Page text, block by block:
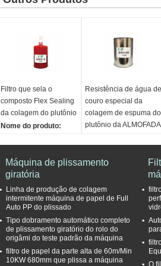
Filtro que sela o
composto Flex Sealing
da colagem do plutônio
Nome do produto:
selagem do filtro para o
filtro
Aparência:
líquido
viscoso vermelho
Tempo de cura da
temperatura
ambiente:30min/24h
Viscosidade:
Resistência de água de
couro especial da
colagem de espuma do
plutônio da ALMOFADA
colagem especial para
borracha
Resistência de óleo:
força de tesoura: Final
Resistência de água:
Máquina de plissamento
giratória
Linha de produção de colagem
intermitente máquina de papel de Full
Auto PP do plissado
Tipo dobramento automático completo
de plissamento giratório do rolo do
origâmi do teste padrão da máquina
filtro de papel da parte alta de 60m/Min
10KW 680mm que plissa a máquina
O